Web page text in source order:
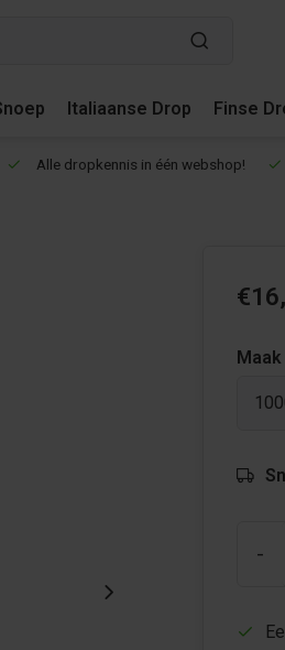
Italiaanse Drop Finse
Alle dropkennis in één webshop!
-